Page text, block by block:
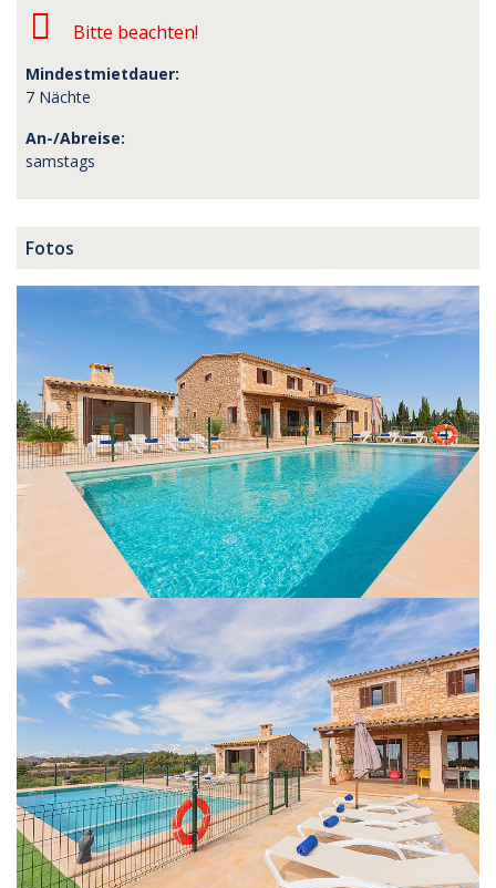
Bitte beachten!
Mindestmietdauer:
7 Nächte
An-/Abreise:
samstags
Fotos